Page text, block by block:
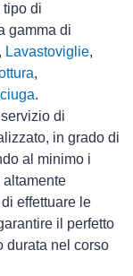
di
gamma di
, Lavastoviglie,
,
.
di
in grado di
al minimo i
altamente
effettuare le
il perfetto
durata nel corso